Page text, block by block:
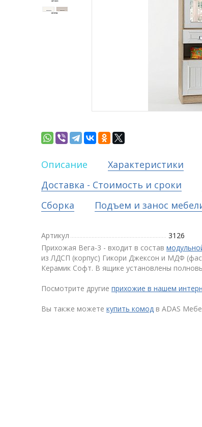
Описание Характеристики
Доставка - Стоимость и сроки
Сборка
Подъем и занос
Артикул
3126
Прихожая Вега-3 - входит в состав
из ЛДСП (корпус) Гикори Джексон и МДФ
Керамик Софт. В ящике установлены
Посмотрите другие прихожие в нашем
Вы также можете купить комод в ADAS